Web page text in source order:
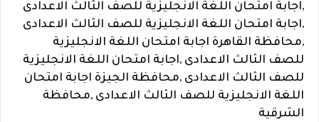
,اجابة امتحان اللغة الانجليزية للصف الثالث الاعدادى
,اجابة امتحان اللغة الانجليزية للصف الثالث الاعدادى
,محافظة القاهرة اجابة امتحان اللغة الانجليزية
للصف الثالث الاعدادى ,اجابة امتحان اللغة الانجليزية
للصف الثالث الاعدادى ,محافظة الجيزة اجابة امتحان
اللغة الانجليزية للصف الثالث الاعدادى ,محافظة
الشرقية